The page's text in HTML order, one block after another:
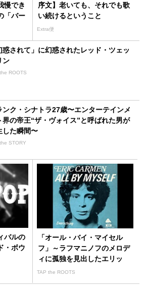
慢でき
「バー
序文】老いても、それでも歌
い続けるということ
Extra便
惑されて」に幻惑されたレッド・ツェッ
ン
ROOTS
ンク・シナトラ27歳〜エンターテインメ
界の帝王“ザ・ヴォイス”と呼ばれた男が
した瞬間〜
STORY
バルの
・ボウ
「オール・バイ・マイセル
フ」～ラフマニノフのメロデ
ィに孤独を見出したエリッ
ク・カルメン
TAP the ROOTS